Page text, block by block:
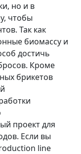
но и в
чтобы
Так как
биомассу и
достичь
Кроме
брикетов
проект для
Если вы
line